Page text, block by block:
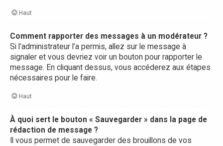
Haut
Comment rapporter des messages à un modérateur ?
Si l’administrateur l’a permis, allez sur le message à
signaler et vous devriez voir un bouton pour rapporter le
message. En cliquant dessus, vous accéderez aux étapes
nécessaires pour le faire.
Haut
À quoi sert le bouton « Sauvegarder » dans la page de
rédaction de message ?
Il vous permet de sauvegarder des brouillons de vos